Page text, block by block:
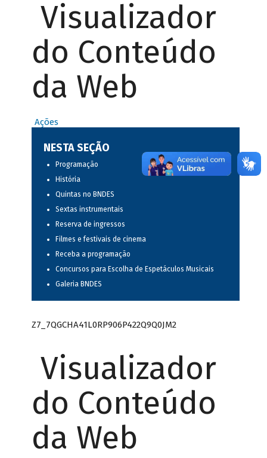
Visualizador
do Conteúdo
da Web
Ações
NESTA SEÇÃO
Programação
História
Quintas no BNDES
Sextas instrumentais
Reserva de ingressos
Filmes e festivais de cinema
Receba a programação
Concursos para Escolha de Espetáculos Musicais
Galeria BNDES
Z7_7QGCHA41L0RP906P422Q9Q0JM2
Visualizador
do Conteúdo
da Web